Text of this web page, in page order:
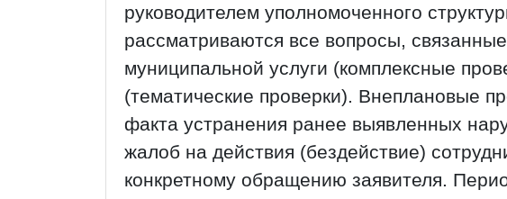
руководителем уполномоченного
рассматриваются все вопросы,
муниципальной услуги (комплексные
(тематические проверки). Внеплановые
факта устранения ранее выявленных
жалоб на действия (бездействие)
конкретному обращению заявителя.